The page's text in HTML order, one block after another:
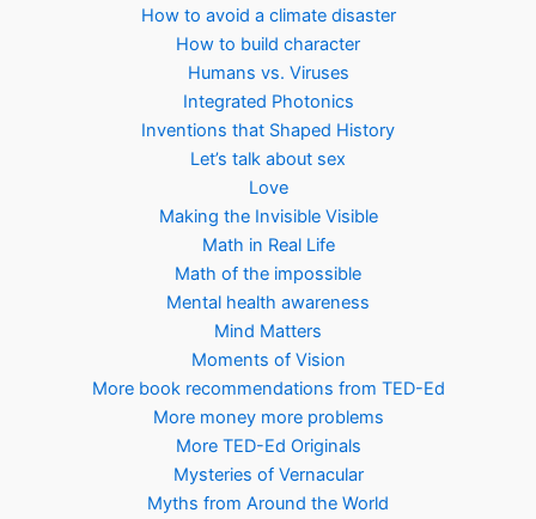
How to avoid a climate disaster
How to build character
Humans vs. Viruses
Integrated Photonics
Inventions that Shaped History
Let’s talk about sex
Love
Making the Invisible Visible
Math in Real Life
Math of the impossible
Mental health awareness
Mind Matters
Moments of Vision
More book recommendations from TED-Ed
More money more problems
More TED-Ed Originals
Mysteries of Vernacular
Myths from Around the World